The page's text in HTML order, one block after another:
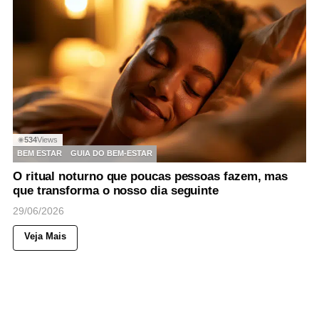
◉534Views
BEM ESTAR
GUIA DO BEM-ESTAR
O ritual noturno que poucas pessoas fazem, mas
que transforma o nosso dia seguinte
29/06/2026
Veja Mais